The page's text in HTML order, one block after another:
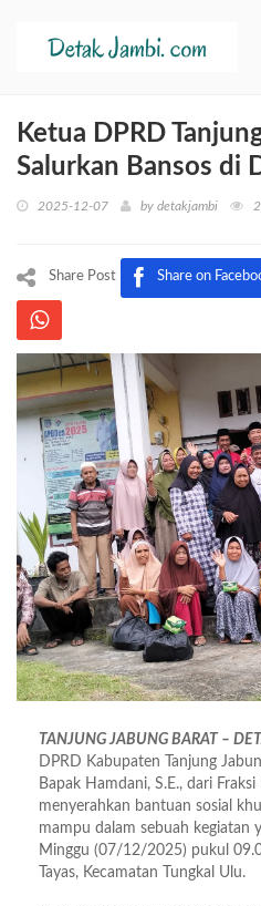
Ketua DPRD
Salurkan Bansos di
2025-12-07 by detakjambi
Share Post Share on
TANJUNG JABUNG BARAT –
DPRD Kabupaten Tanjung
Bapak Hamdani, S.E., dari
menyerahkan bantuan sosial
mampu dalam sebuah kegiatan
Minggu (07/12/2025) pukul
Tayas, Kecamatan Tungkal Ulu.